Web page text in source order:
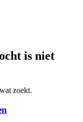
is niet
zoekt.